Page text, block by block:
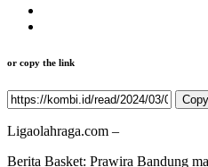
or copy the link
Copy
Ligaolahraga.com –
Berita Basket: Prawira Bandung